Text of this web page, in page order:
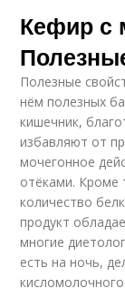
Кефир с
Полезные
нём полезных
кишечник,
избавляют от
мочегонное
отёками. Кроме
количество
продукт
многие
есть на ночь,